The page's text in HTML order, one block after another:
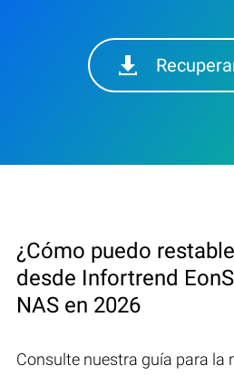
¿Cómo puedo
desde Infortrend
NAS en 2026
Consulte nuestra guía para la